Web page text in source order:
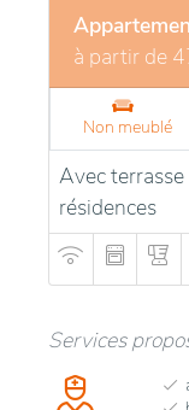
à partir de
Non meublé
Avec
résidences
Services